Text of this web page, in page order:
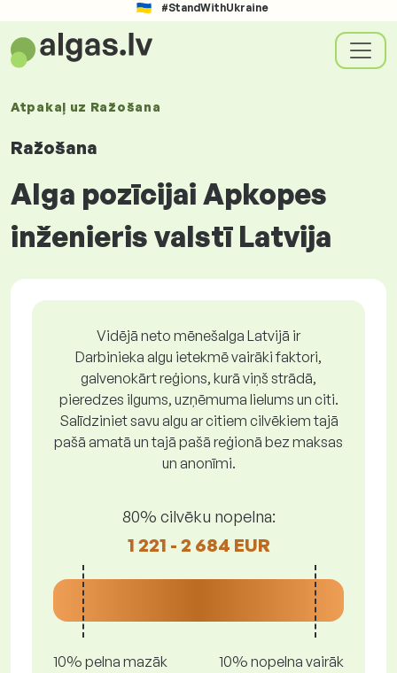
#StandWithUkraine
Atpakaļ uz Ražošana
Ražošana
Alga pozīcijai Apkopes
inženieris valstī Latvija
Vidējā neto mēnešalga Latvijā ir
Darbinieka algu ietekmē vairāki faktori,
galvenokārt reģions, kurā viņš strādā,
pieredzes ilgums, uzņēmuma lielums un citi.
Salīdziniet savu algu ar citiem cilvēkiem tajā
pašā amatā un tajā pašā reģionā bez maksas
un anonīmi.
80% cilvēku nopelna:
1 221 - 2 684 EUR
10% pelna mazāk
10% nopelna vairāk